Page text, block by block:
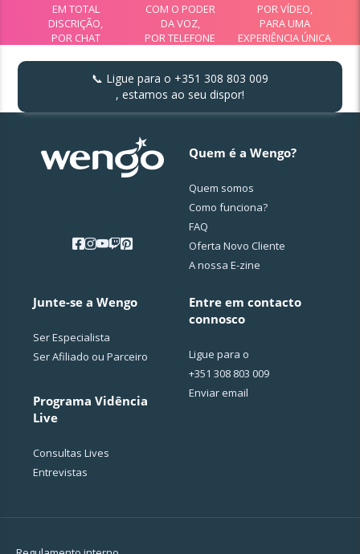
EM TOTAL
DISCRIÇÃO,
POR CHAT
COM O PODER
DA VOZ,
POR TELEFONE
POR VÍDEO,
PARA UMA
EXPERIÊNCIA ÚNICA
📞 Ligue para o +351 308 803 009
, estamos ao seu dispor!
Quem é a Wengo?
Quem somos
Como funciona?
FAQ
Oferta Novo Cliente
A nossa E-zine
Junte-se a Wengo
Ser Especialista
Ser Afiliado ou Parceiro
Programa Vidência
Live
Consultas Lives
Entrevistas
Entre em contacto
connosco
Ligue para o
+351 308 803 009
Enviar email